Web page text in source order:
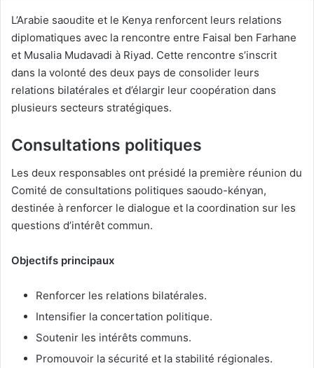
L’Arabie saoudite et le Kenya renforcent leurs relations
diplomatiques avec la rencontre entre Faisal ben Farhane
et Musalia Mudavadi à Riyad. Cette rencontre s’inscrit
dans la volonté des deux pays de consolider leurs
relations bilatérales et d’élargir leur coopération dans
plusieurs secteurs stratégiques.
Consultations politiques
Les deux responsables ont présidé la première réunion du
Comité de consultations politiques saoudo-kényan,
destinée à renforcer le dialogue et la coordination sur les
questions d’intérêt commun.
Objectifs principaux
Renforcer les relations bilatérales.
Intensifier la concertation politique.
Soutenir les intérêts communs.
Promouvoir la sécurité et la stabilité régionales.